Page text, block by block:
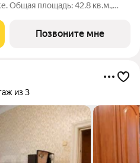
Общая площадь: 42.8 кв.м.,
сторону. В квартире один
Позвоните мне
из 3